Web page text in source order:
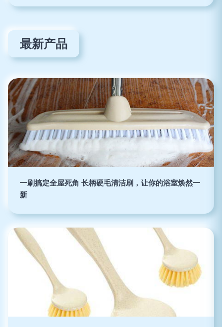
最新产品
一刷搞定全屋死角 长柄硬毛清洁刷，让你的浴室焕然一
新